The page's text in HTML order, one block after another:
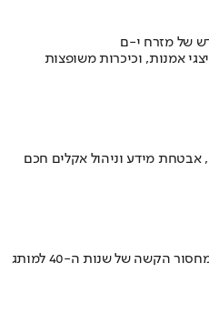
של מזרח י-ם
אמנות, וכיכרות משופצות
מידע וניהול אקלים חכם
איך אסם הפכה את תקופת הצנע והמחסור הקשה של שנות ה-40 למותג